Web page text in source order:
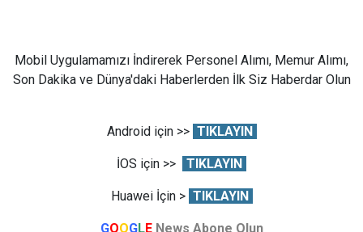
Mobil Uygulamamızı İndirerek Personel Alımı, Memur Alımı,
Son Dakika ve Dünya'daki Haberlerden İlk Siz Haberdar Olun
Android için >> TIKLAYIN
İOS için >> TIKLAYIN
Huawei İçin > TIKLAYIN
GOOGLE News Abone Olun